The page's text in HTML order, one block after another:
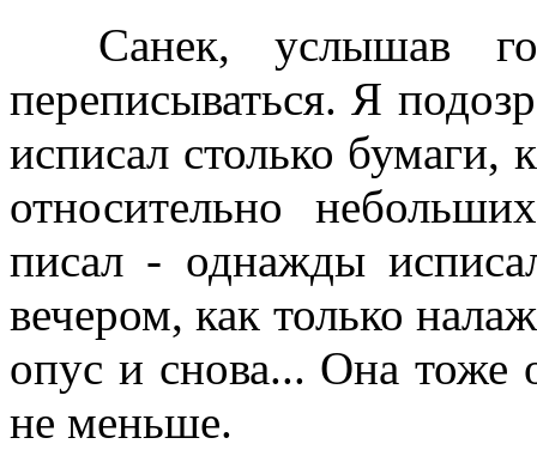
Санек, услышав
переписываться. Я
исписал столько бумаги,
относительно
писал - однажды
вечером, как только
опус и снова... Она тоже
не меньше.